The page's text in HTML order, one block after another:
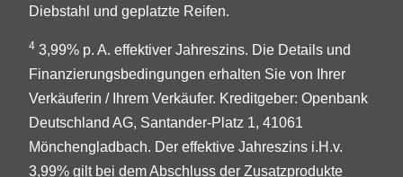
Diebstahl und geplatzte Reifen.
4 3,99% p. A. effektiver Jahreszins. Die Details und
Finanzierungsbedingungen erhalten Sie von Ihrer
Verkäuferin / Ihrem Verkäufer. Kreditgeber: Openbank
Deutschland AG, Santander-Platz 1, 41061
Mönchengladbach. Der effektive Jahreszins i.H.v.
3,99% gilt bei dem Abschluss der Zusatzprodukte